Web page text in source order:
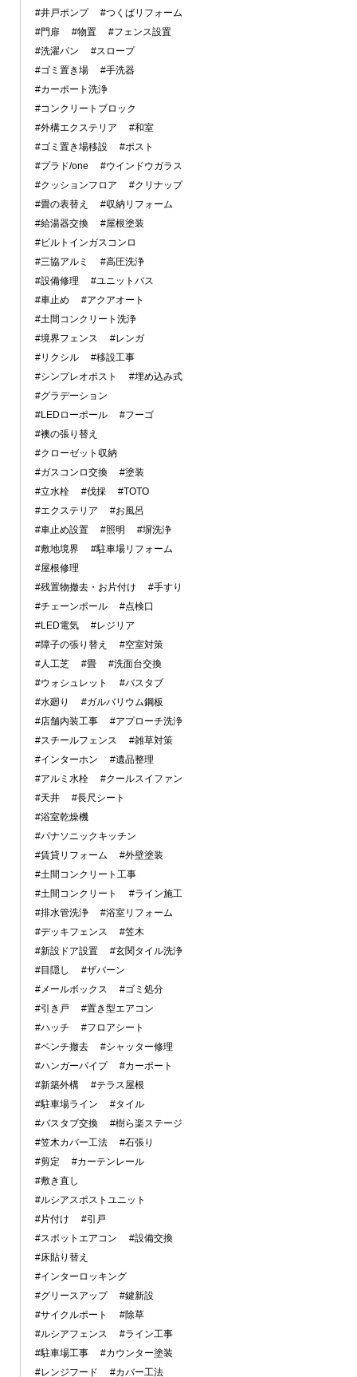
#井戸ポンプ
#つくばリフォーム
#門扉
#物置
#フェンス設置
#洗濯パン
#スロープ
#ゴミ置き場
#手洗器
#カーポート洗浄
#コンクリートブロック
#外構エクステリア
#和室
#ゴミ置き場移設
#ポスト
#プラド/one
#ウインドウガラス
#クッションフロア
#クリナップ
#畳の表替え
#収納リフォーム
#給湯器交換
#屋根塗装
#ビルトインガスコンロ
#三協アルミ
#高圧洗浄
#設備修理
#ユニットバス
#車止め
#アクアオート
#土間コンクリート洗浄
#境界フェンス
#レンガ
#リクシル
#移設工事
#シンプレオポスト
#埋め込み式
#グラデーション
#LEDローポール
#フーゴ
#襖の張り替え
#クローゼット収納
#ガスコンロ交換
#塗装
#立水栓
#伐採
#TOTO
#エクステリア
#お風呂
#車止め設置
#照明
#塀洗浄
#敷地境界
#駐車場リフォーム
#屋根修理
#残置物撤去・お片付け
#手すり
#チェーンポール
#点検口
#LED電気
#レジリア
#障子の張り替え
#空室対策
#人工芝
#畳
#洗面台交換
#ウォシュレット
#バスタブ
#水廻り
#ガルバリウム鋼板
#店舗内装工事
#アプローチ洗浄
#スチールフェンス
#雑草対策
#インターホン
#遺品整理
#アルミ水栓
#クールスイファン
#天井
#長尺シート
#浴室乾燥機
#パナソニックキッチン
#賃貸リフォーム
#外壁塗装
#土間コンクリート工事
#土間コンクリート
#ライン施工
#排水管洗浄
#浴室リフォーム
#デッキフェンス
#笠木
#新設ドア設置
#玄関タイル洗浄
#目隠し
#ザバーン
#メールボックス
#ゴミ処分
#引き戸
#置き型エアコン
#ハッチ
#フロアシート
#ベンチ撤去
#シャッター修理
#ハンガーパイプ
#カーポート
#新築外構
#テラス屋根
#駐車場ライン
#タイル
#バスタブ交換
#樹ら楽ステージ
#笠木カバー工法
#石張り
#剪定
#カーテンレール
#敷き直し
#ルシアスポストユニット
#片付け
#引戸
#スポットエアコン
#設備交換
#床貼り替え
#インターロッキング
#グリースアップ
#鍵新設
#サイクルポート
#除草
#ルシアフェンス
#ライン工事
#駐車場工事
#カウンター塗装
#レンジフード
#カバー工法